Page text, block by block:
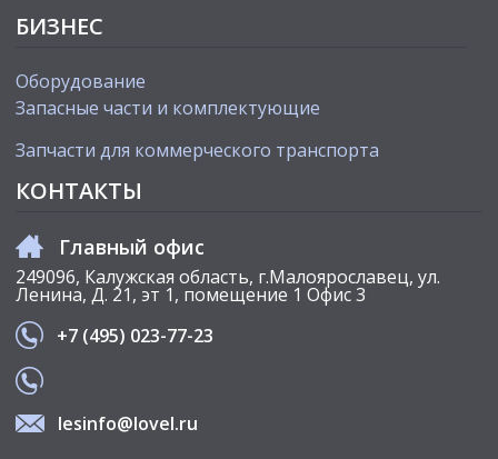
БИЗНЕС
Оборудование
Запасные части и комплектующие
Запчасти для коммерческого транспорта
КОНТАКТЫ
Главный офис
249096, Калужская область, г.Малоярославец, ул.
Ленина, Д. 21, эт 1, помещение 1 Офис 3
+7 (495) 023-77-23
lesinfo@lovel.ru